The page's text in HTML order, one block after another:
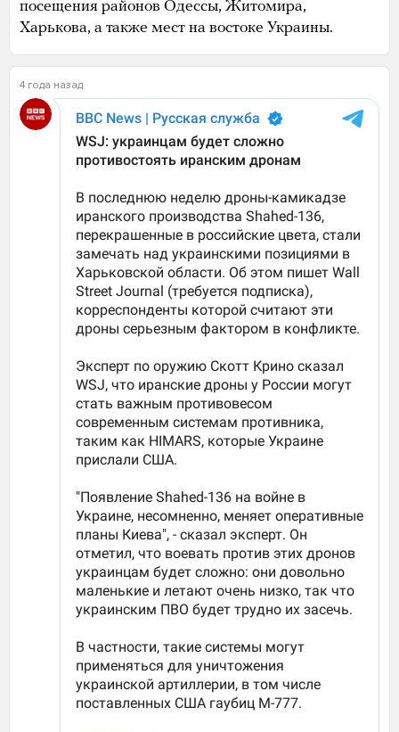
посещения районов Одессы, Житомира,
Харькова, а также мест на востоке Украины.
4 года назад